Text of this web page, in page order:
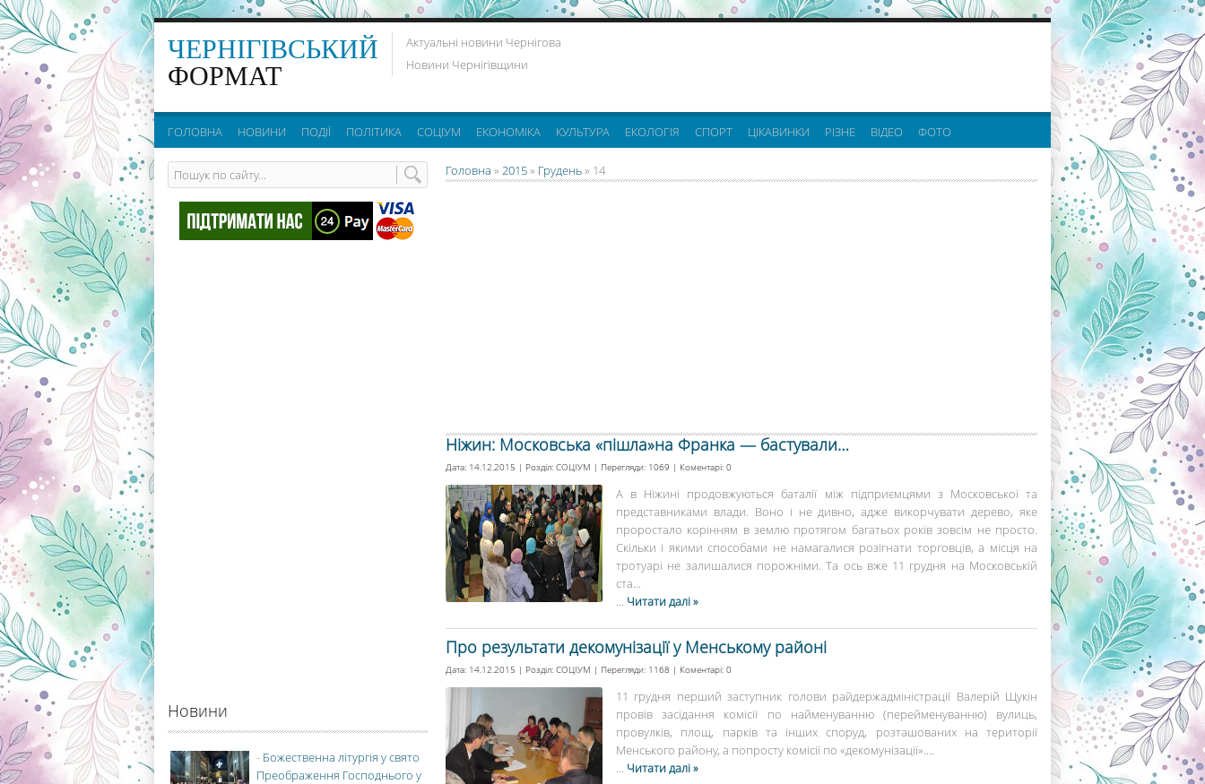
реклама партнерів:
ЧЕРНІГІВСЬКИЙ
ФОРМАТ
Актуальні новини Чернігова
Новини Чернігівщини
ГОЛОВНА НОВИНИ ПОДІЇ ПОЛІТИКА СОЦІУМ ЕКОНОМІКА КУЛЬТУРА ЕКОЛОГІЯ СПОРТ ЦІКАВИНКИ РІЗНЕ ВІДЕО ФОТО
Головна » 2015» Грудень» 14
Ніжин: Московська «пішла»на Франка — бастували…
Дата: 14.12.2015 | Розділ: СОЦІУМ | Перегляди: 1069 | Коментарі: 0
А в Ніжині продовжуються баталії між підприємцями з Московської та
представниками влади. Воно і не дивно, адже викорчувати дерево, яке
проростало корінням в землю протягом багатьох років зовсім не просто.
Скільки і якими способами не намагалися розігнати торговців, а місця на
тротуарі не залишалися порожніми. Та ось вже 11 грудня на Московській
ста...
... Читати далі »
Про результати декомунізації у Менському районі
Дата: 14.12.2015 | Розділ: СОЦІУМ | Перегляди: 1168 | Коментарі: 0
11 грудня перший заступник голови райдержадміністрації Валерій Щукін
провів засідання комісії по найменуванню (перейменуванню) вулиць,
провулків, площ, парків та інших споруд, розташованих на території
Менського району, а попросту комісії по «декомунізації»....
... Читати далі »
Новини
- Божественна літургія у свято
Преображення Господнього у